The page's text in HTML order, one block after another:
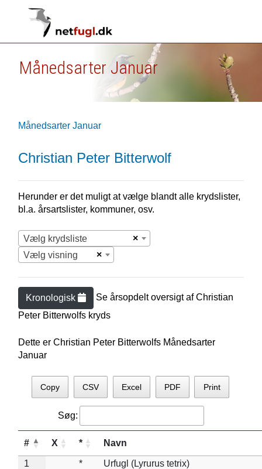
Månedsarter Januar
Månedsarter Januar
Christian Peter Bitterwolf
Herunder er det muligt at vælge blandt alle krydslister,
bl.a. årsartslister, kommuner, osv.
×
Vælg krydsliste
×
Vælg visning
Kronologisk Se årsopdelt oversigt afChristian
Peter Bitterwolfs kryds
Dette er Christian Peter Bitterwolfs Månedsarter
Januar
Copy CSV Excel PDF Print
Søg:
# X * Navn
1 *
Urfugl (Lyrurus tetrix)